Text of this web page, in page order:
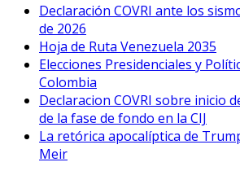
Declaración COVRI ante los
de 2026
Hoja de Ruta Venezuela 2035
Elecciones Presidenciales y
Colombia
Declaracion COVRI sobre inicio
de la fase de fondo en la CIJ
La retórica apocalíptica de
Meir